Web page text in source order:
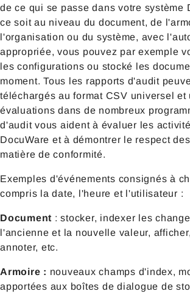
de ce qui se passe dans votre système
ce soit au niveau du document, de
l'organisation ou du système, avec
appropriée, vous pouvez par exemple
les configurations ou stocké les
moment. Tous les rapports d'audit
téléchargés au format CSV universel et
évaluations dans de nombreux
d'audit vous aident à évaluer les
DocuWare et à démontrer le respect
matière de conformité.
Exemples d'événements consignés à
compris la date, l'heure et l'utilisateur :
Document : stocker, indexer les
l'ancienne et la nouvelle valeur,
annoter, etc.
Armoire : nouveaux champs d'index,
apportées aux boîtes de dialogue de